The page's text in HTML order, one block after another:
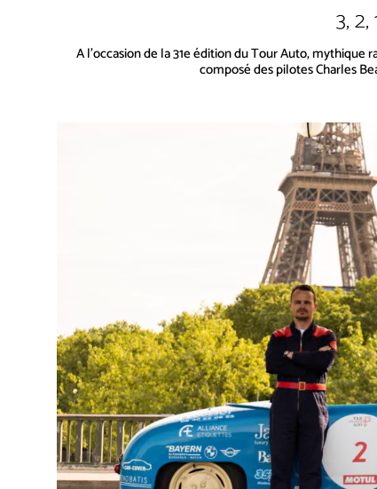
3, 2,
A l’occasion de la 31e édition du Tour Auto, mythique
composé des pilotes Charles